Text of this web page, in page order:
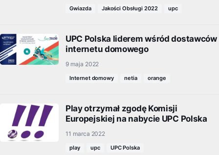
Gwiazda Jakości Obsługi 2022 upc
UPC Polska liderem wśród dostawców
internetu domowego
9 maja 2022
Internet domowy netia orange
Play otrzymał zgodę Komisji
Europejskiej na nabycie UPC Polska
11 marca 2022
play upc UPC Polska